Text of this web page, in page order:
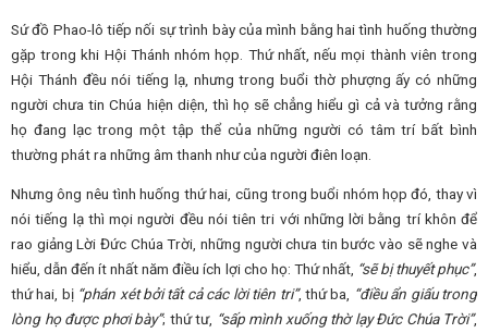
Sứ đồ Phao-lô tiếp nối sự trình bày của mình bằng hai tình huống thường
gặp trong khi Hội Thánh nhóm họp. Thứ nhất, nếu mọi thành viên trong
Hội Thánh đều nói tiếng lạ, nhưng trong buổi thờ phượng ấy có những
người chưa tin Chúa hiện diện, thì họ sẽ chẳng hiểu gì cả và tưởng rằng
họ đang lạc trong một tập thể của những người có tâm trí bất bình
thường phát ra những âm thanh như của người điên loạn.
Nhưng ông nêu tình huống thứ hai, cũng trong buổi nhóm họp đó, thay vì
nói tiếng lạ thì mọi người đều nói tiên tri với những lời bằng trí khôn để
rao giảng Lời Đức Chúa Trời, những người chưa tin bước vào sẽ nghe và
hiểu, dẫn đến ít nhất năm điều ích lợi cho họ: Thứ nhất, “sẽ bị thuyết phục”,
thứ hai, bị “phán xét bởi tất cả các lời tiên tri”, thứ ba, “điều ẩn giấu trong
lòng họ được phơi bày”; thứ tư, “sấp mình xuống thờ lạy Đức Chúa Trời”,